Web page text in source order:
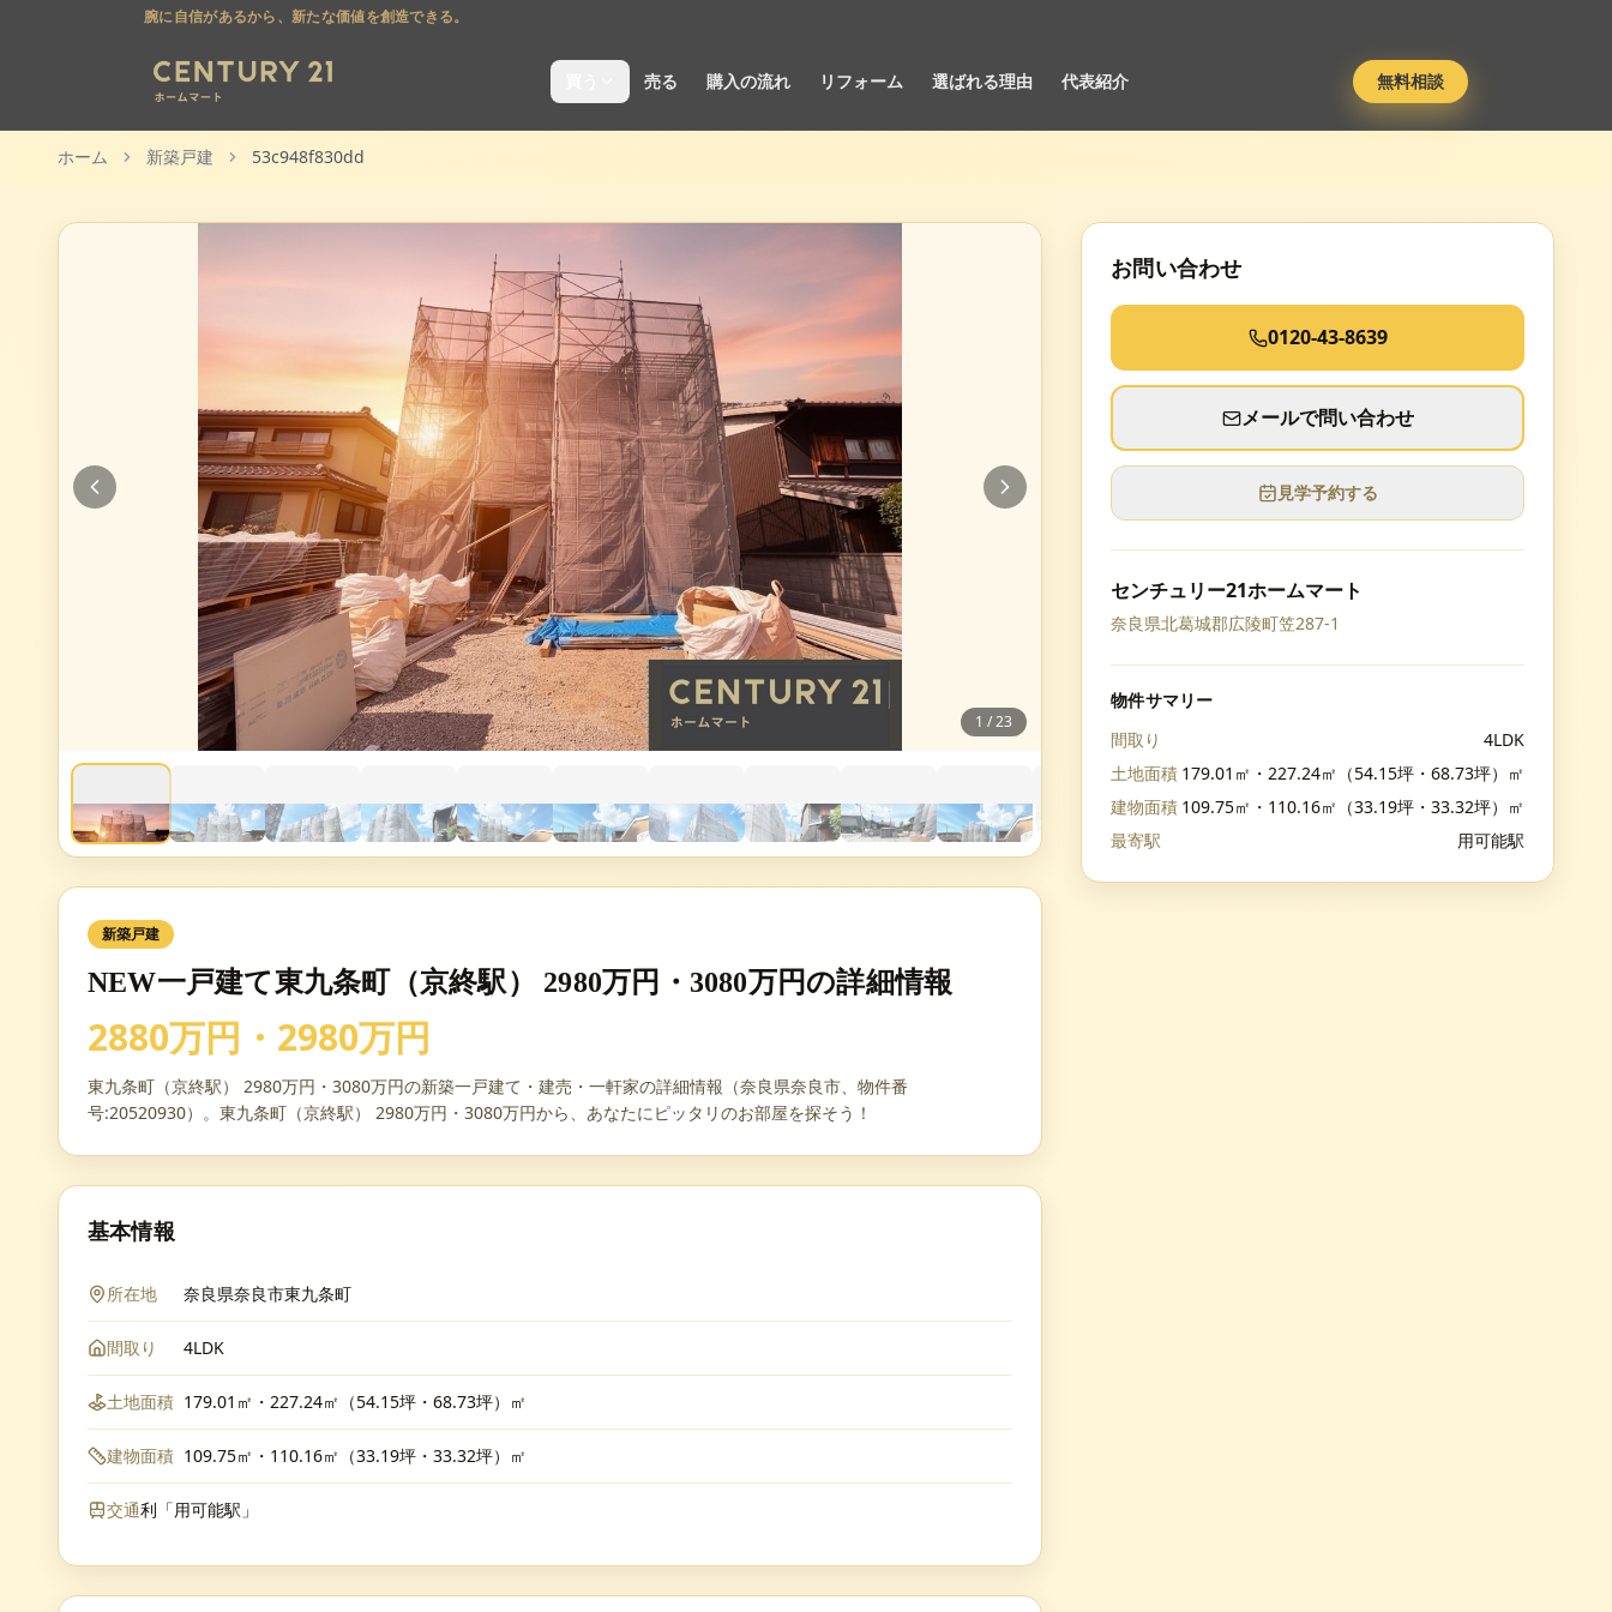
腕に自信があるから、新たな価値を創造できる。
売る 購入の流れ リフォーム 選ばれる理由 代表紹介 無料相談
ホーム 新築戸建 53c948f830dd
1 /23
新築戸建
NEW一戸建て東九条町（京終駅） 2980万円・3080万円の詳細情報
2880万円・2980万円
東九条町（京終駅） 2980万円・3080万円の新築一戸建て・建売・一軒家の詳細情報（奈良県奈良市、物件番
号:20520930）。東九条町（京終駅） 2980万円・3080万円から、あなたにピッタリのお部屋を探そう！
基本情報
所在地 奈良県奈良市東九条町
間取り 4LDK
土地面積 179.01㎡・227.24㎡（54.15坪・68.73坪）㎡
建物面積 109.75㎡・110.16㎡（33.19坪・33.32坪）㎡
交通利「用可能駅」
お問い合わせ
0120-43-8639
メールで問い合わせ
見学予約する
センチュリー21ホームマート
奈良県北葛城郡広陵町笠287-1
物件サマリー
間取り
4LDK
土地面積 179.01㎡・227.24㎡（54.15坪・68.73坪）㎡
建物面積 109.75㎡・110.16㎡（33.19坪・33.32坪）㎡
最寄駅
用可能駅